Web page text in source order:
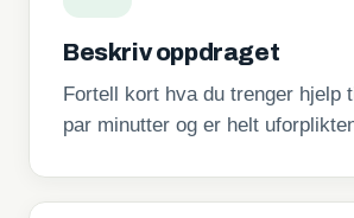
Beskriv oppdraget
Fortell kort hva du trenger hjelp
par minutter og er helt